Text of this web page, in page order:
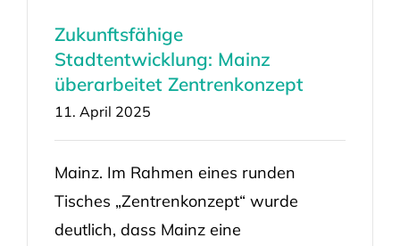
Zukunftsfähige
Stadtentwicklung: Mainz
überarbeitet Zentrenkonzept
11. April 2025
Mainz. Im Rahmen eines runden
Tisches „Zentrenkonzept“ wurde
deutlich, dass Mainz eine